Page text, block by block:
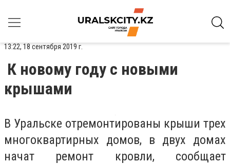
13:22, 18 сентября 2019 г.
К новому году с новыми
крышами
В Уральске отремонтированы крыши трех
многоквартирных домов, в двух домах
начат ремонт кровли, сообщает